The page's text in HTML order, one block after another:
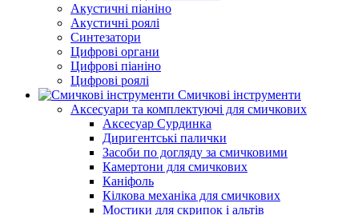
Акустичні піаніно
Акустичні роялі
Синтезатори
Цифрові органи
Цифрові піаніно
Цифрові роялі
Смичкові інструменти
Аксесуари та комплектуючі для смичкових
Аксесуар Сурдинка
Диригентські палички
Засоби по догляду за смичковими
Камертони для смичкових
Каніфоль
Кілкова механіка для смичкових
Мостики для скрипок і альтів